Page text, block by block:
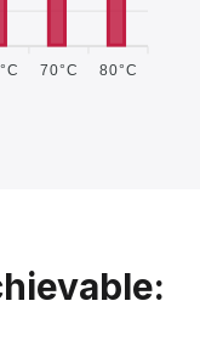
70°C 80°C